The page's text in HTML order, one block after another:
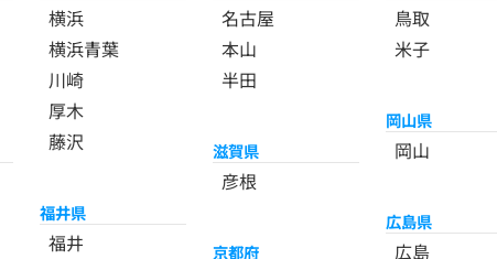
横浜
横浜青葉
川崎
厚木
藤沢
福井県
福井
名古屋
本山
半田
滋賀県
彦根
京都府
鳥取
米子
岡山県
岡山
広島県
広島